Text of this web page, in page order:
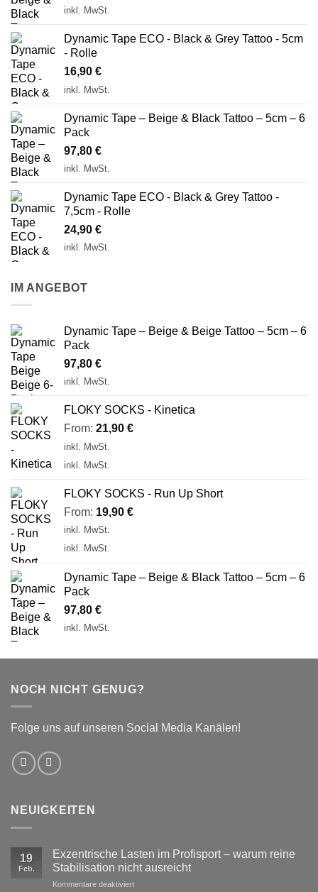
inkl. MwSt.
Dynamic Tape ECO - Black & Grey Tattoo - 5cm
- Rolle
16,90 €
inkl. MwSt.
Dynamic Tape – Beige & Black Tattoo – 5cm – 6
Pack
97,80 €
inkl. MwSt.
Dynamic Tape ECO - Black & Grey Tattoo -
7,5cm - Rolle
24,90 €
inkl. MwSt.
IM ANGEBOT
Dynamic Tape – Beige & Beige Tattoo – 5cm – 6
Pack
97,80 €
inkl. MwSt.
FLOKY SOCKS - Kinetica
From: 21,90 €
inkl. MwSt.
inkl. MwSt.
FLOKY SOCKS - Run Up Short
From: 19,90 €
inkl. MwSt.
inkl. MwSt.
Dynamic Tape – Beige & Black Tattoo – 5cm – 6
Pack
97,80 €
inkl. MwSt.
NOCH NICHT GENUG?
Folge uns auf unseren Social Media Kanälen!
NEUIGKEITEN
19
Feb.
Exzentrische Lasten im Profisport – warum reine
Stabilisation nicht ausreicht
Kommentare deaktiviertfür